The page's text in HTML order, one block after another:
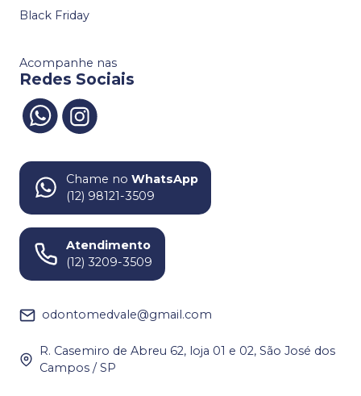
Black Friday
Acompanhe nas
Redes Sociais
Chame no WhatsApp
(12) 98121-3509
Atendimento
(12) 3209-3509
odontomedvale@gmail.com
R. Casemiro de Abreu 62, loja 01 e 02, São José dos
Campos / SP